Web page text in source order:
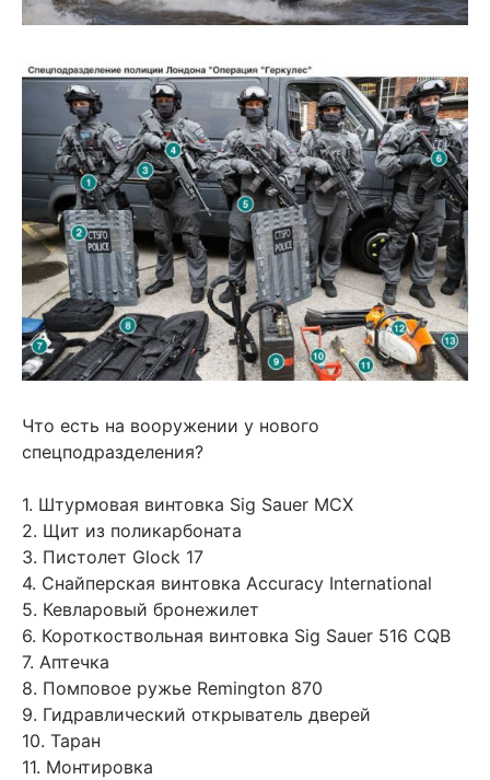
Что есть на вооружении у нового
спецподразделения?
1. Штурмовая винтовка Sig Sauer MCX
2. Щит из поликарбоната
3. Пистолет Glock 17
4. Снайперская винтовка Accuracy International
5. Кевларовый бронежилет
6. Короткоствольная винтовка Sig Sauer 516 CQB
7. Аптечка
8. Помповое ружье Remington 870
9. Гидравлический открыватель дверей
10. Таран
11. Монтировка